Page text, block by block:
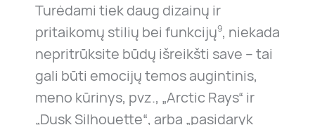
Turėdami tiek daug dizainų ir
pritaikomų stilių bei funkcijų9, niekada
nepritrūksite būdų išreikšti save – tai
gali būti emocijų temos augintinis,
meno kūrinys, pvz., „Arctic Rays“ ir
„Dusk Silhouette“, arba „pasidaryk